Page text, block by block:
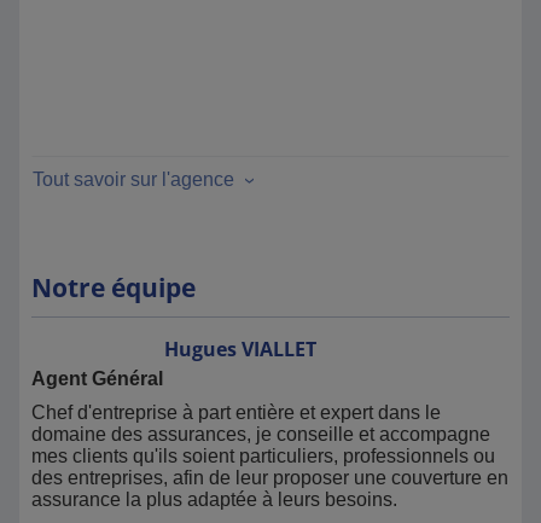
Tout savoir sur l'agence
Notre équipe
HuguesVIALLET
Agent Général
Chef d'entreprise à part entière et expert dans le
domaine des assurances, je conseille et accompagne
mes clients qu'ils soient particuliers, professionnels ou
des entreprises, afin de leur proposer une couverture en
assurance la plus adaptée à leurs besoins.